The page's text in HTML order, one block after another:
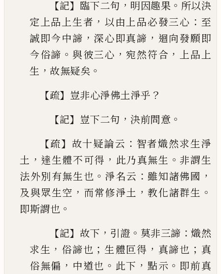
【記】 臨下二句 ， 明因趣果 。 所以決
定上品上生者 ， 以由上品必發三心 ： 至
誠即今中諦 ， 深心即真諦 ， 迴向發願即
今俗諦 。 與彼三心 ， 宛然符合 ，
上品上
生 ， 故無疑矣 。
【疏】 豈非心淨佛土淨乎 ？
【記】 豈下二句 ， 決前問意 。
【疏】 故十疑論云 ： 智者熾然求生淨
土 ， 達生體不可得 ， 此乃真無生 。 非謂生
法外別有無生也 。 淨名云 ：雖知諸佛國 ，
及與眾生空 ， 而常修淨土 ，教化諸群生 。
即斯謂也 。
【記】 故下 ， 引證 。 莫非三諦 ： 熾然
求生 ， 俗諦也 ； 生體叵得 ， 真諦也 ； 真
俗無偏 ， 中道也 。 此下 ， 點示 。 即前真